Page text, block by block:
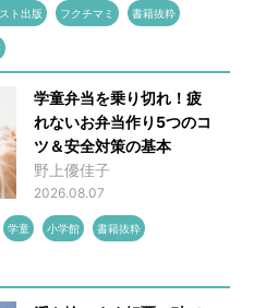
ト出版 フクチマミ 書籍抜粋
学童弁当を乗り切れ！疲
れないお弁当作り5つのコ
ツ＆安全対策の基本
野上優佳子
2026.08.07
学童 小学館 書籍抜粋